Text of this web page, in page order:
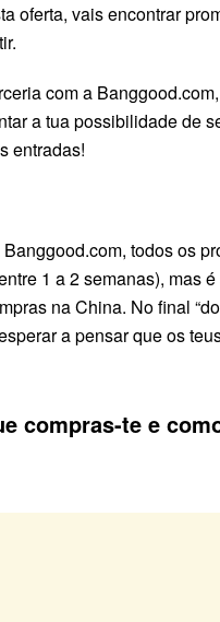
oferta, vais encontrar
com a
a tua possibilidade de
entradas!
todos os
1 a 2 semanas), mas
na China. No final
a pensar que os
compras-te e